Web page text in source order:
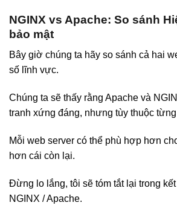
NGINX vs Apache: So sánh
bảo mật
Bây giờ chúng ta hãy so sánh cả hai
số lĩnh vực.
Chúng ta sẽ thấy rằng Apache và
tranh xứng đáng, nhưng tùy thuộc
Mỗi web server có thể phù hợp hơn
hơn cái còn lại.
Đừng lo lắng, tôi sẽ tóm tắt lại trong
NGINX / Apache.